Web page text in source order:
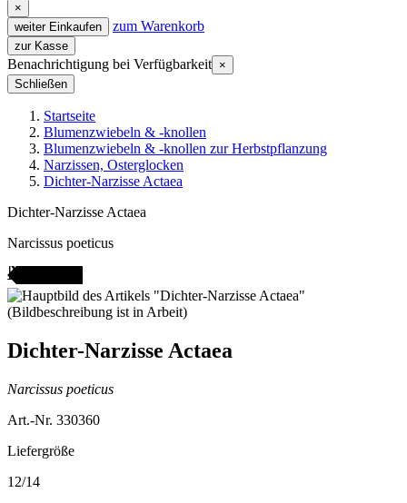
×
weiter Einkaufen
zum Warenkorb
zur Kasse
Benachrichtigung bei Verfügbarkeit ×
Schließen
Startseite
Blumenzwiebeln & -knollen
Blumenzwiebeln & -knollen zur Herbstpflanzung
Narzissen, Osterglocken
Dichter-Narzisse Actaea
Dichter-Narzisse Actaea
Narcissus poeticus
Dichter-Narzisse Actaea
Narcissus poeticus
Art.-Nr. 330360
Liefergröße
12/14